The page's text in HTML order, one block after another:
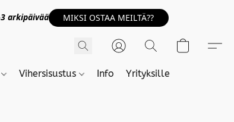
arkipäivää MIKSI OSTAA MEILTÄ??
Vihersisustus Info Yrityksille